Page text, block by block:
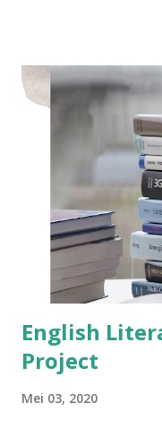
kamu yang ingin
ebook ini di Google
buku atau nama
ebooknya masih
kapan akses gratis
Gratis Berbahasa
kids - Frozen - D
Steward 3. It Grows! -
5. Cookie Rookie 6. B...
English
Project
Mei 03, 2020